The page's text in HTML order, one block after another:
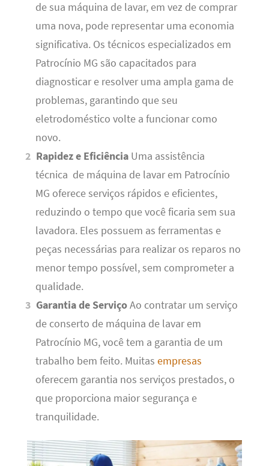
de sua máquina de lavar, em vez de comprar
uma nova, pode representar uma economia
significativa. Os técnicos especializados em
Patrocínio MG são capacitados para
diagnosticar e resolver uma ampla gama de
problemas, garantindo que seu
eletrodoméstico volte a funcionar como
novo.
Rapidez e Eficiência Uma assistência
técnica de máquina de lavar em Patrocínio
MG oferece serviços rápidos e eficientes,
reduzindo o tempo que você ficaria sem sua
lavadora. Eles possuem as ferramentas e
peças necessárias para realizar os reparos no
menor tempo possível, sem comprometer a
qualidade.
Garantia de ServiçoAo contratar um serviço
de conserto de máquina de lavar em
Patrocínio MG, você tem a garantia de um
trabalho bem feito. Muitas empresas
oferecem garantia nos serviços prestados, o
que proporciona maior segurança e
tranquilidade.